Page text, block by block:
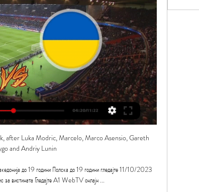
after Luka Modric, Marcelo, Marco Asensio, Gareth
and Andriy Lunin
до 19 години Полска до 19 години гледајте 11/10/2023
вистината Гледајте A1 WebTV онлајн ...